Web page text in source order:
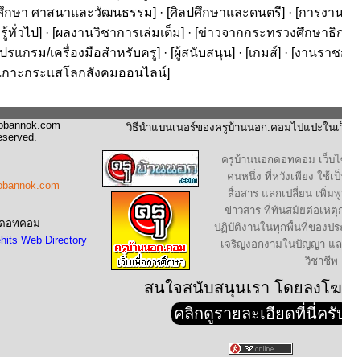
กษา ศาสนาและวัฒนธรรม] · [ศิลปศึกษาและดนตรี] · [การงา
ทั่วไป] · [ผลงานวิชาการเล่มเต็ม] · [ข่าวจากกระทรวงศึกษาธิ
รแกรม/เครื่องมือสำหรับครู] · [ผู้สนับสนุน] · [เกมส์] · [งานรา
กาะกระแสโลกสังคมออนไลน์]
อทคอม
Web Directory
วิธีนำแบนเนอร์ของครูบ้านนอก.คอมไปแปะใน
ครูบ้านนอกดอทคอม เว็บ
คนหนึ่ง ที่หวังเพียง ใช้เ
สื่อสาร แลกเปลี่ยน เพิ่ม
ข่าวสาร ที่ทันสมัยต่อเห
ปฏิบัติงานในทุกพื้นที่ของปร
เจริญงอกงามในปัญญา แ
วิชาชีพ
สนใจสนับสนุนเรา โดยลงโ
คลิกดูรายละเอียดที่นี่ครั